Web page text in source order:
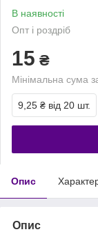
В наявності
Опт і роздріб
15 ₴
Мінімальна сума
9,25 ₴ від 20 шт.
Опис
Опис